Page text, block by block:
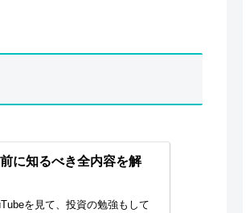
に知るべき全内容を解
を見て、投資の勉強もして